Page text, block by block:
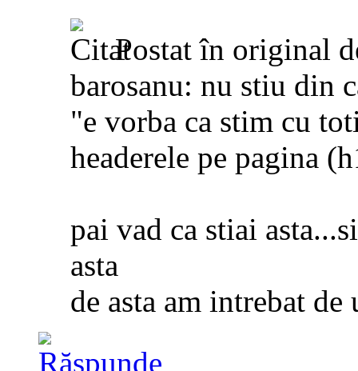
Postat în original
barosanu: nu stiu din
"e vorba ca stim cu
headerele pe pagina
pai vad ca stiai
asta
de asta am intrebat